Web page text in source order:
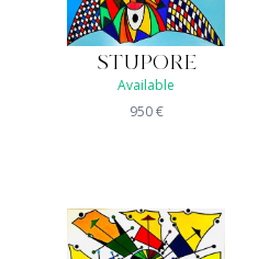
STUPORE
Available
950€